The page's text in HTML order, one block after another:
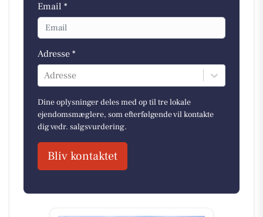
Email *
Adresse *
Adresse
Dine oplysninger deles med op til tre lokale
ejendomsmæglere, som efterfølgende vil kontakte
dig vedr. salgsvurdering.
Bliv kontaktet